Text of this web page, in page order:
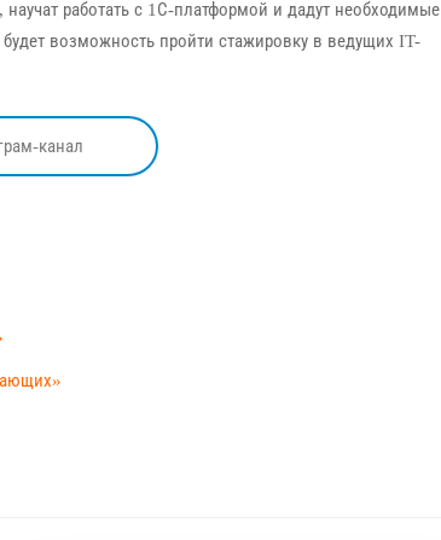
работать с 1С-платформой и дадут необходимые
возможность пройти стажировку в ведущих IT-
канал